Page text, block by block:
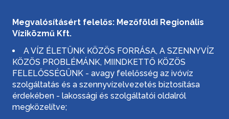
Megvalósításért felelős: Mezőföldi Regionális
Víziközmű Kft.
A VÍZ ÉLETÜNK KÖZÖS FORRÁSA, A SZENNYVÍZ
KÖZÖS PROBLÉMÁNK, MIINDKETTŐ KÖZÖS
FELELŐSSÉGÜNK - avagy felelősség az ivóvíz
szolgáltatás és a szennyvízelvezetés biztosítása
érdekében - lakossági és szolgáltatói oldalról
megközelítve;